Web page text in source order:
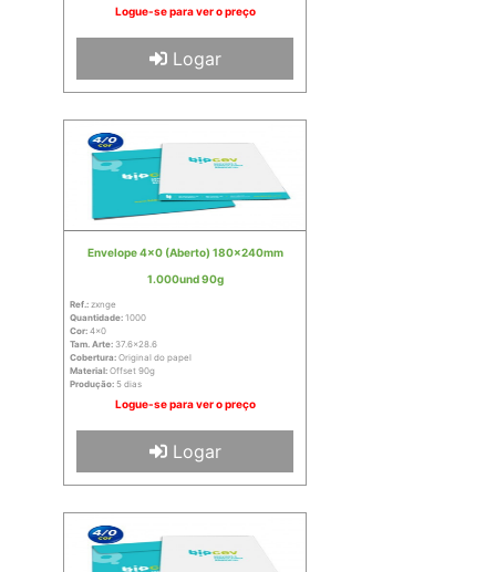
Logue-se para ver o preço
Logar
Envelope 4x0 (Aberto) 180x240mm
1.000und 90g
Ref.: zxnge
Quantidade: 1000
Cor: 4x0
Tam. Arte: 37.6x28.6
Cobertura: Original do papel
Material: Offset 90g
Produção: 5 dias
Logue-se para ver o preço
Logar